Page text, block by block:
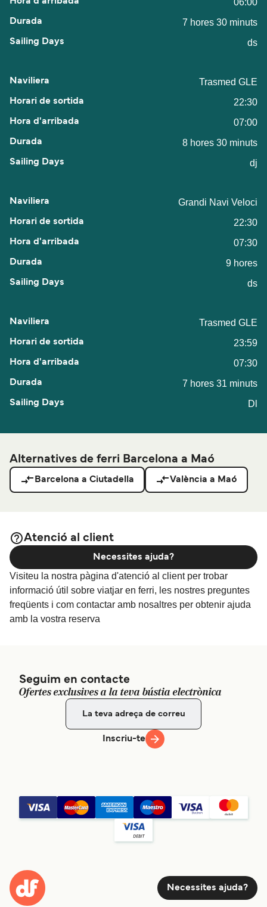
7 hores 30 minuts
ds
Trasmed GLE
22:30
07:00
8 hores 30 minuts
dj
Grandi Navi Veloci
22:30
07:30
9 hores
ds
Trasmed GLE
23:59
07:30
7 hores 31 minuts
Dl
Alternatives de ferri Barcelona a Maó
Barcelona a Ciutadella València a Maó
Atenció al client
Visiteu la nostra pàgina d'atenció al client per trobar
informació útil sobre viatjar en ferri, les nostres preguntes
freqüents i com contactar amb nosaltres per obtenir ajuda
amb la vostra reserva
Necessites ajuda?
Seguim en contacte
Ofertes exclusives a la teva bústia electrònica
Inscriu-te
Necessites ajuda?